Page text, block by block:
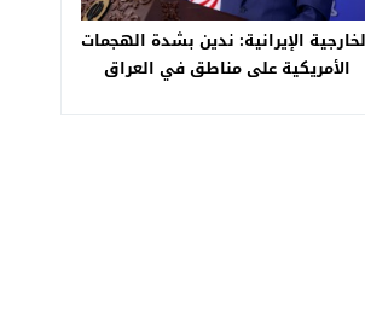
الإيرانية: ندين بشدة الهجمات
الأمريكية على مناطق في العراق